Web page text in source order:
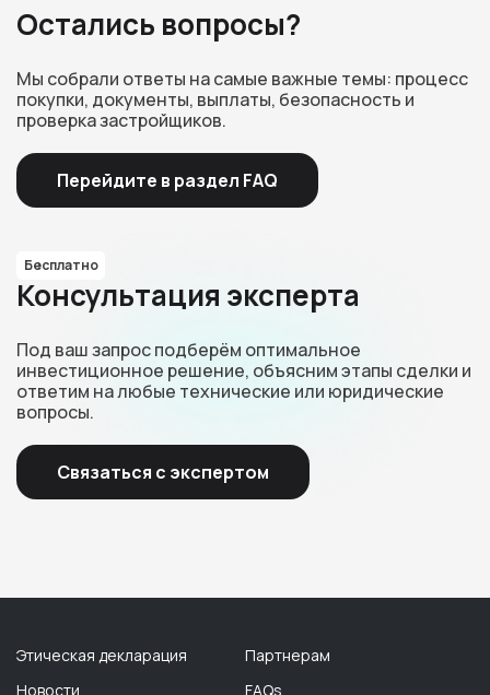
Остались вопросы?
Мы собрали ответы на самые важные темы: процесс
покупки, документы, выплаты, безопасность и
проверка застройщиков.
Перейдите в раздел FAQ
Бесплатно
Консультация эксперта
Под ваш запрос подберём оптимальное
инвестиционное решение, объясним этапы сделки и
ответим на любые технические или юридические
вопросы.
Связаться с экспертом
Этическая декларация
Новости
Партнерам
FAQs